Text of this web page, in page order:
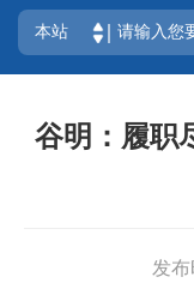
本站
谷明：履职
发布